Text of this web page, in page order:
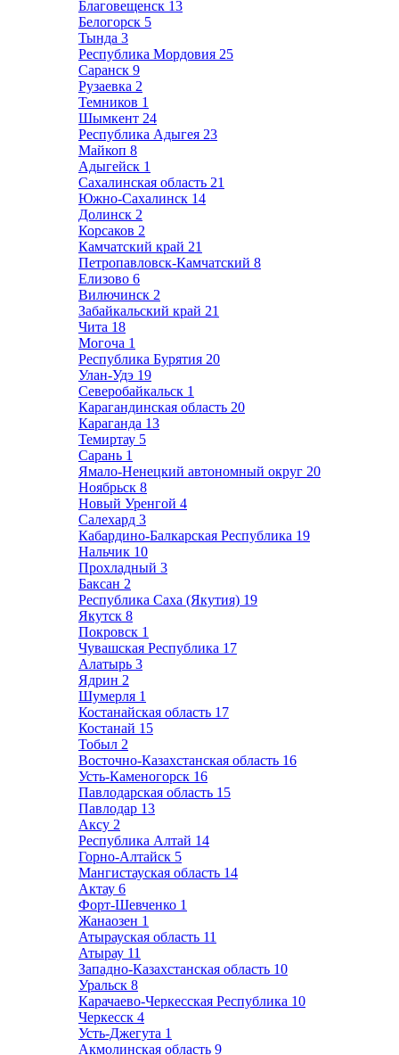
Благовещенск 13
Белогорск 5
Тында 3
Республика Мордовия 25
Саранск 9
Рузаевка 2
Темников 1
Шымкент 24
Республика Адыгея 23
Майкоп 8
Адыгейск 1
Сахалинская область 21
Южно-Сахалинск 14
Долинск 2
Корсаков 2
Камчатский край 21
Петропавловск-Камчатский 8
Елизово 6
Вилючинск 2
Забайкальский край 21
Чита 18
Могоча 1
Республика Бурятия 20
Улан-Удэ 19
Северобайкальск 1
Карагандинская область 20
Караганда 13
Темиртау 5
Сарань 1
Ямало-Ненецкий автономный округ 20
Ноябрьск 8
Новый Уренгой 4
Салехард 3
Кабардино-Балкарская Республика 19
Нальчик 10
Прохладный 3
Баксан 2
Республика Саха (Якутия) 19
Якутск 8
Покровск 1
Чувашская Республика 17
Алатырь 3
Ядрин 2
Шумерля 1
Костанайская область 17
Костанай 15
Тобыл 2
Восточно-Казахстанская область 16
Усть-Каменогорск 16
Павлодарская область 15
Павлодар 13
Аксу 2
Республика Алтай 14
Горно-Алтайск 5
Мангистауская область 14
Актау 6
Форт-Шевченко 1
Жанаозен 1
Атырауская область 11
Атырау 11
Западно-Казахстанская область 10
Уральск 8
Карачаево-Черкесская Республика 10
Черкесск 4
Усть-Джегута 1
Акмолинская область 9